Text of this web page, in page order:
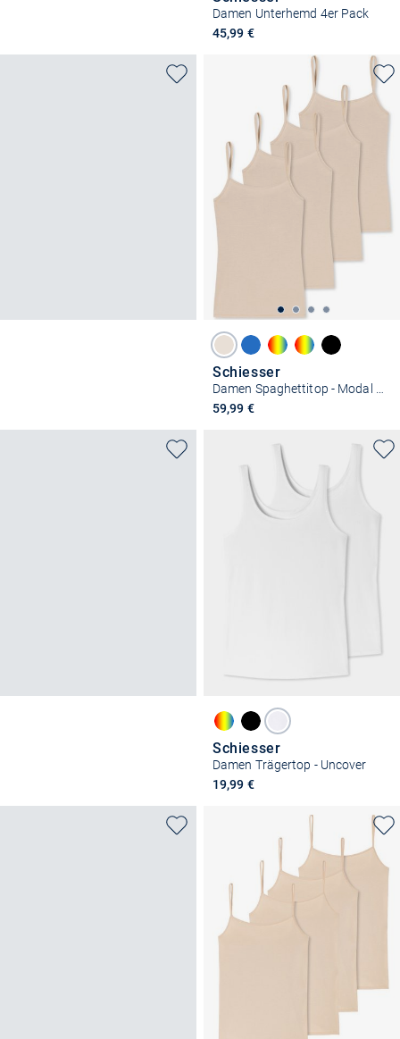
Damen Unterhemd 4er Pack
45,99 €
Schiesser
Damen Spaghettitop - Modal Essentials
59,99 €
Schiesser
Damen Trägertop - Uncover
19,99 €